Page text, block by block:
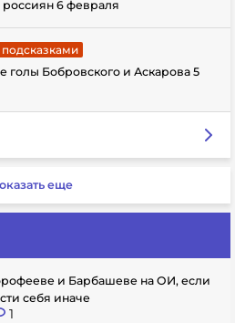
россиян 6 февраля
Бобровского и Аскарова 5
еще
и Барбашеве на ОИ, если
себя иначе
1